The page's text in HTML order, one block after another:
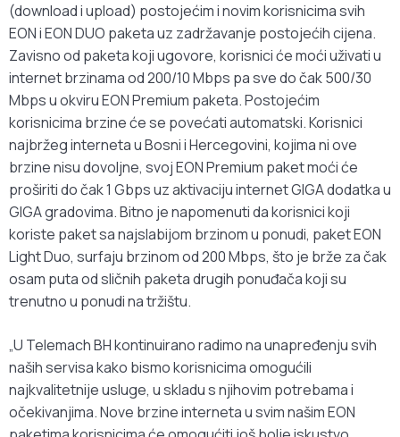
(download i upload) postojećim i novim korisnicima svih
EON i EON DUO paketa uz zadržavanje postojećih cijena.
Zavisno od paketa koji ugovore, korisnici će moći uživati u
internet brzinama od 200/10 Mbps pa sve do čak 500/30
Mbps u okviru EON Premium paketa. Postojećim
korisnicima brzine će se povećati automatski. Korisnici
najbržeg interneta u Bosni i Hercegovini, kojima ni ove
brzine nisu dovoljne, svoj EON Premium paket moći će
proširiti do čak 1 Gbps uz aktivaciju internet GIGA dodatka u
GIGA gradovima. Bitno je napomenuti da korisnici koji
koriste paket sa najslabijom brzinom u ponudi, paket EON
Light Duo, surfaju brzinom od 200 Mbps, što je brže za čak
osam puta od sličnih paketa drugih ponuđača koji su
trenutno u ponudi na tržištu.
„U Telemach BH kontinuirano radimo na unapređenju svih
naših servisa kako bismo korisnicima omogućili
najkvalitetnije usluge, u skladu s njihovim potrebama i
očekivanjima. Nove brzine interneta u svim našim EON